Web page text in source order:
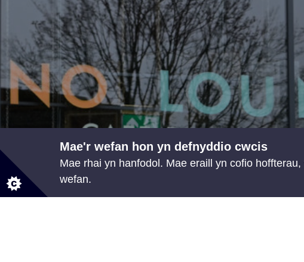
Mae'r wefan hon yn defnyddio cwcis
Mae rhai yn hanfodol. Mae eraill yn cofio
wefan.